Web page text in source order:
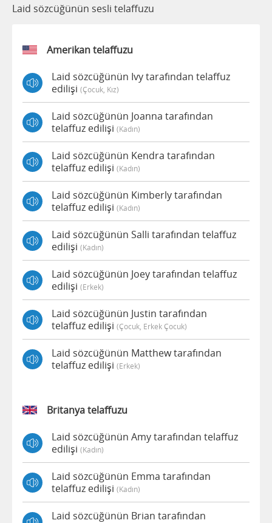
Laid sözcüğünün sesli telaffuzu
Amerikan telaffuzu
Laid sözcüğünün Ivy tarafından telaffuz
edilişi (çocuk, Kız)
Laid sözcüğünün Joanna tarafından
telaffuz edilişi (kadın)
Laid sözcüğünün Kendra tarafından
telaffuz edilişi (kadın)
Laid sözcüğünün Kimberly tarafından
telaffuz edilişi (kadın)
Laid sözcüğünün Salli tarafından telaffuz
edilişi (kadın)
Laid sözcüğünün Joey tarafından telaffuz
edilişi (erkek)
Laid sözcüğünün Justin tarafından
telaffuz edilişi (çocuk, Erkek Çocuk)
Laid sözcüğünün Matthew tarafından
telaffuz edilişi (erkek)
Britanya telaffuzu
Laid sözcüğünün Amy tarafından telaffuz
edilişi (kadın)
Laid sözcüğünün Emma tarafından
telaffuz edilişi (kadın)
Laid sözcüğünün Brian tarafından